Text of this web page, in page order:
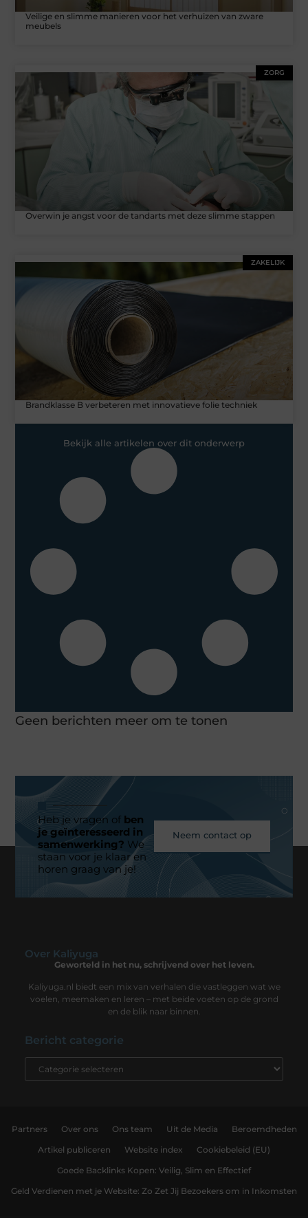
Veilige en slimme manieren voor het verhuizen van zware
meubels
ZORG
Overwin je angst voor de tandarts met deze slimme stappen
ZAKELIJK
Brandklasse B verbeteren met innovatieve folie techniek
Bekijk alle artikelen over dit onderwerp
Geen berichten meer om te tonen
Heb je vragen ofben
je geïnteresseerd in
samenwerking? We
staan voor je klaar en
horen graag van je!
Neem contact op
Over Kaliyuga
Geworteld in het nu, schrijvend over het leven.
Kaliyuga.nl biedt een mix van verhalen die vastleggen wat we
voelen, meemaken en leren – met beide voeten op de grond
en de blik naar binnen.
Bericht categorie
Partners Over ons Ons team Uit de Media Beroemdheden
Artikel publiceren Website index Cookiebeleid (EU)
Goede Backlinks Kopen: Veilig, Slim en Effectief
Geld Verdienen met je Website: Zo Zet Jij Bezoekers om in Inkomsten